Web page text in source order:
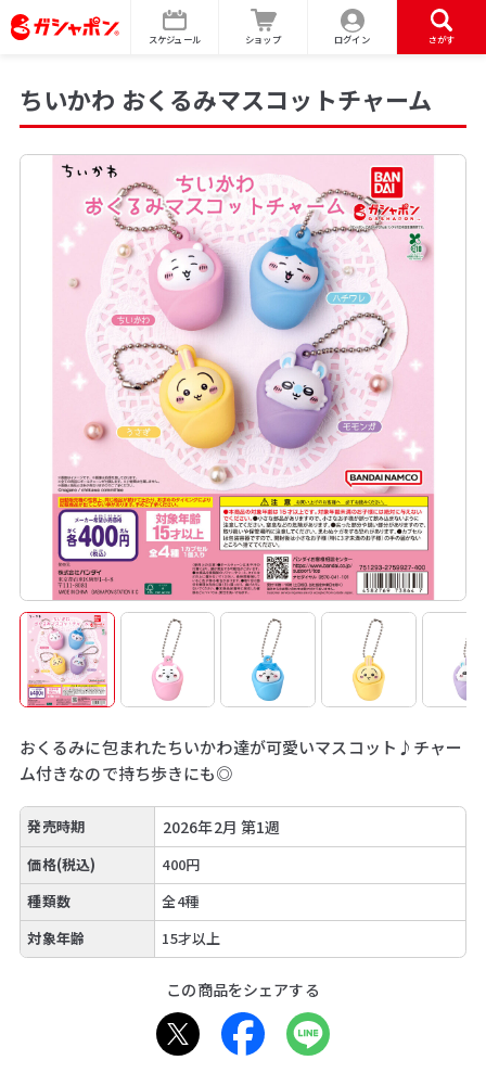
スケジュール ショップ ログイン さがす
ちいかわ おくるみマスコットチャーム
おくるみに包まれたちいかわ達が可愛いマスコット♪チャー
ム付きなので持ち歩きにも◎
発売時期 2026年2月 第1週
価格(税込)
400円
種類数
全4種
対象年齢
15才以上
この商品をシェアする